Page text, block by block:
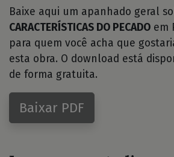
Baixe aqui um apanhado geral
CARACTERÍSTICAS DO PECADO em
para quem você acha que
esta obra. O download está
de forma gratuita.
Baixar PDF